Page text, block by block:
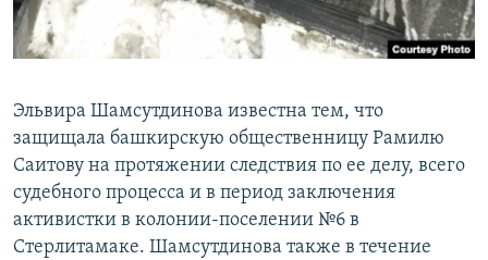
Эльвира Шамсутдинова известна тем, что
защищала башкирскую общественницу Рамилю
Саитову на протяжении следствия по ее делу, всего
судебного процесса и в период заключения
активистки в колонии-поселении №6 в
Стерлитамаке. Шамсутдинова также в течение